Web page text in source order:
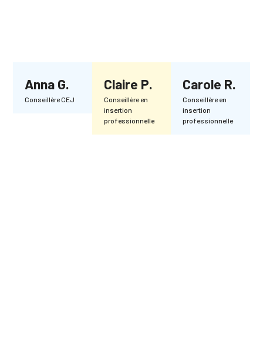
Anna G.
Conseillère CEJ
Claire P.
Conseillère en
insertion
professionnelle
Carole R.
Conseillère en
insertion
professionnelle